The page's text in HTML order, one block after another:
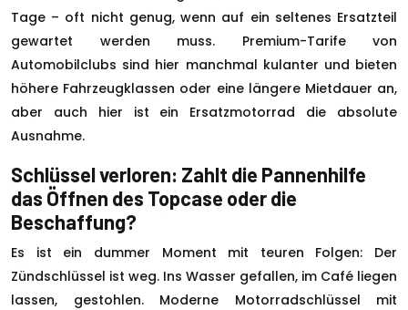
Tage – oft nicht genug, wenn auf ein seltenes Ersatzteil
gewartet werden muss. Premium-Tarife von
Automobilclubs sind hier manchmal kulanter und bieten
höhere Fahrzeugklassen oder eine längere Mietdauer an,
aber auch hier ist ein Ersatzmotorrad die absolute
Ausnahme.
Schlüssel verloren: Zahlt die Pannenhilfe
das Öffnen des Topcase oder die
Beschaffung?
Es ist ein dummer Moment mit teuren Folgen: Der
Zündschlüssel ist weg. Ins Wasser gefallen, im Café liegen
lassen, gestohlen. Moderne Motorradschlüssel mit